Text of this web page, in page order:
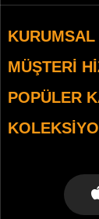
KURUMSAL
MÜŞTERI
POPÜLER